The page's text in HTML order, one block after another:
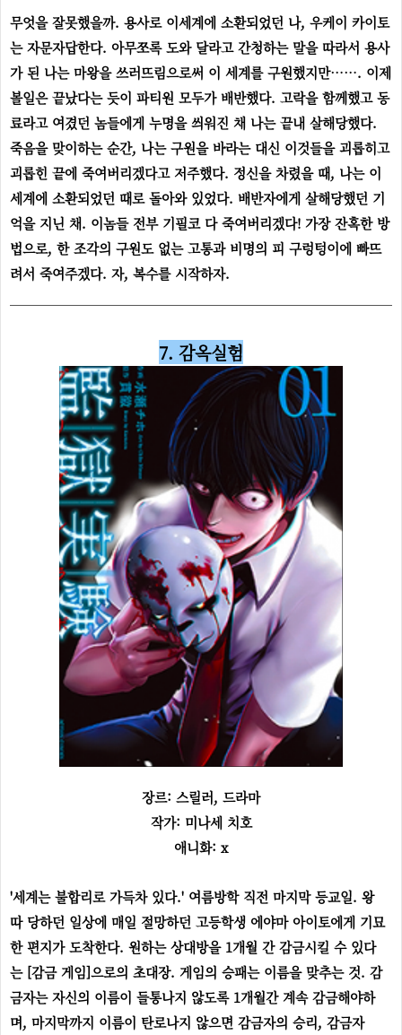
무엇을 잘못했을까. 용사로 이세계에 소환되었던 나, 우케이 카이토
는 자문자답한다. 아무쪼록 도와 달라고 간청하는 말을 따라서 용사
가 된 나는 마왕을 쓰러뜨림으로써 이 세계를 구원했지만……. 이제
볼일은 끝났다는 듯이 파티원 모두가 배반했다. 고락을 함께했고 동
료라고 여겼던 놈들에게 누명을 씌워진 채 나는 끝내 살해당했다.
죽음을 맞이하는 순간, 나는 구원을 바라는 대신 이것들을 괴롭히고
괴롭힌 끝에 죽여버리겠다고 저주했다. 정신을 차렸을 때, 나는 이
세계에 소환되었던 때로 돌아와 있었다. 배반자에게 살해당했던 기
억을 지닌 채. 이놈들 전부 기필코 다 죽여버리겠다! 가장 잔혹한 방
법으로, 한 조각의 구원도 없는 고통과 비명의 피 구렁텅이에 빠뜨
려서 죽여주겠다. 자, 복수를 시작하자.
7. 감옥실험
장르: 스릴러, 드라마
작가: 미나세 치호
애니화: x
'세계는 불합리로 가득차 있다.' 여름방학 직전 마지막 등교일. 왕
따 당하던 일상에 매일 절망하던 고등학생 에야마 아이토에게 기묘
한 편지가 도착한다. 원하는 상대방을 1개월 간 감금시킬 수 있다
는 [감금 게임]으로의 초대장. 게임의 승패는 이름을 맞추는 것. 감
금자는 자신의 이름이 들통나지 않도록 1개월간 계속 감금해야하
며, 마지막까지 이름이 탄로나지 않으면 감금자의 승리, 감금자